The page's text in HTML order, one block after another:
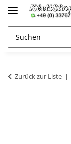
Zurück zur Liste